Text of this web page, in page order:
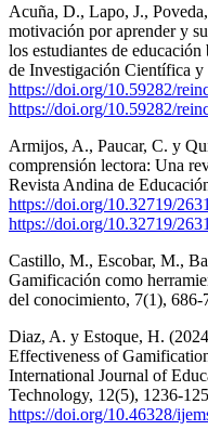
Acuña, D., Lapo, J.,
motivación por aprender y
los estudiantes de
de Investigación Científica
https://doi.org/10.59282/
https://doi.org/10.59282/
Armijos, A., Paucar, C. y
comprensión lectora: Una
Revista Andina de
https://doi.org/10.32719/
https://doi.org/10.32719/
Castillo, M., Escobar, M.,
Gamificación como
del conocimiento, 7(1), 686-
Diaz, A. y Estoque, H.
Effectiveness of
International Journal of
Technology, 12(5), 1236-
https://doi.org/10.46328/